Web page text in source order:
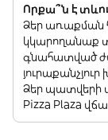
Որքա՞ն է
Ձեր առաքման
կկարողանաք
գնահատված
Ձեր
Pizza Plaza